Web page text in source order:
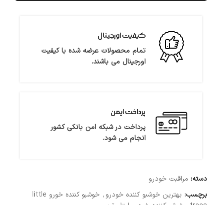
کیفیت اورجینال
تمام محصولات عرضه شده با کیفیت
اورجینال می باشند.
پرداخت ایمن
پرداخت در شبکه امن بانکی کشور
انجام می شود.
دسته: مراقبت خودرو
برچسب: بهترین خوشبو کننده خودرو,
خوشبو کننده خورو little